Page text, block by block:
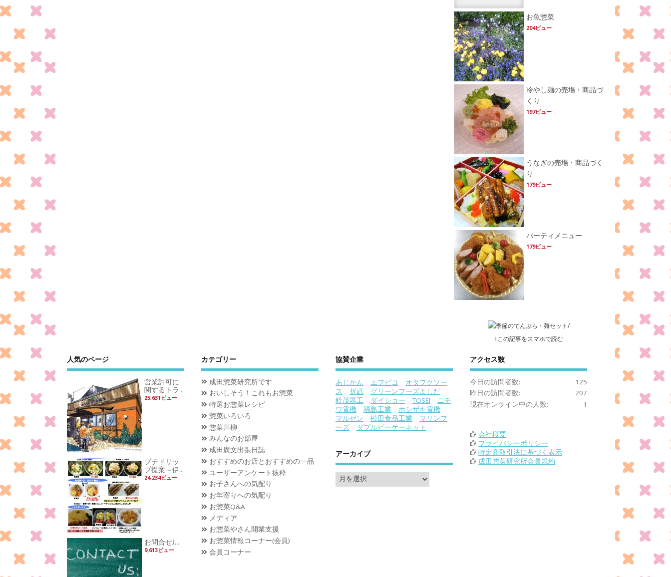
お魚惣菜
204ビュー
冷やし麺の売場・商品づ
くり
197ビュー
うなぎの売場・商品づく
り
179ビュー
パーティメニュー
179ビュー
↑この記事をスマホで読む
人気のページ
営業許可に
関するトラ...
25,631ビュー
プチドリッ
プ提案～伊...
24,234ビュー
お問合せɺ...
9,613ビュー
カテゴリー
成田惣菜研究所です
おいしそう！これもお惣菜
特選お惣菜レシピ
惣菜いろいろ
惣菜川柳
みんなのお部屋
成田廣文出張日誌
おすすめのお店とおすすめの一品
ユーザーアンケート抜粋
お子さんへの気配り
お年寄りへの気配り
お惣菜Q&A
メディア
お惣菜やさん開業支援
お惣菜情報コーナー(会員)
会員コーナー
協賛企業
あじかん エフピコ
オタフクソー
ス
折武
グリーンフーズよしだ
鈴茂器工
ダイショー TOSEI
ニチ
ワ電機
福島工業
ホシザキ電機
マルゼン
松田食品工業
マリンフ
ーズ
ダブルピーケーネット
アーカイブ
アクセス数
125
今日の訪問者数:
207
昨日の訪問者数:
1
現在オンライン中の人数:
会社概要
プライバシーポリシー
特定商取引法に基づく表示
成田惣菜研究所会員規約